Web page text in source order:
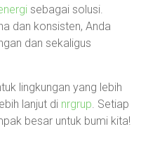
sebagai solusi.
dan konsisten, Anda
dan sekaligus
lingkungan yang lebih
lanjut di nrgrup. Setiap
besar untuk bumi kita!